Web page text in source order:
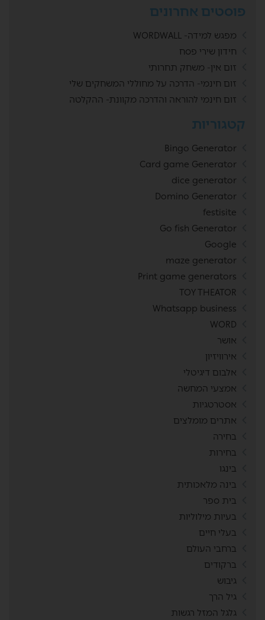
פוסטים אחרונים
מפגש למידה- WORDWALL
חידון שירי פסח
זום אין- משחק תחרותי
זום חינמי- הדרכה על מחוללי המשחקים שלי
זום חינמי להוראה והדרכה מקוונת- ההקלטה
קטגוריות
Bingo Generator
Card game Generator
dice generator
Domino Generator
festisite
Go fish Generator
Google
maze generator
Print game generators
TOY THEATOR
Whatsapp business
WORD
אושר
אירוויזיון
אלבום דיגיטלי
אמצעי המחשה
אסטרטגיות
אתרים מומלצים
בחירה
בחירות
בינגו
בינה מלאכותית
בית ספר
בעיות מילוליות
בעלי חיים
ברחבי העולם
ברקודים
גיבוש
גיל הרך
גלגל המזל רגשות